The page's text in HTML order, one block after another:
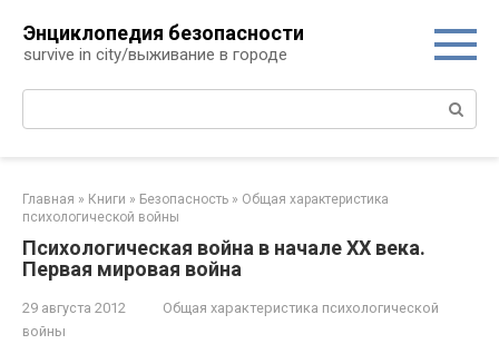
контенту
Энциклопедия безопасности
survive in city/выживание в городе
Поиск:
Главная » Книги » Безопасность » Общая характеристика
психологической войны
Психологическая война в начале XX века.
Первая мировая война
29 августа 2012
Общая характеристика психологической
войны